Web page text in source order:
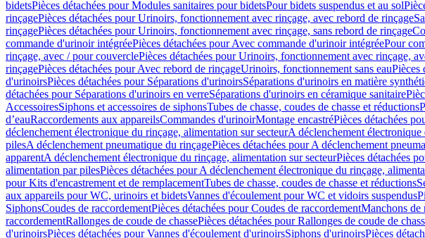
bidetsPièces détachées pour Modules sanitaires pour bidetsPour bidets suspendus et au sol
rinçagePièces détachées pour Urinoirs, fonctionnement avec rinçage, avec rebord de rinçage
rinçagePièces détachées pour Urinoirs, fonctionnement avec rinçage, sans rebord de rinçage
commande d'urinoir intégréePièces détachées pour Avec commande d'urinoir intégréePour
rinçage, avec / pour couverclePièces détachées pour Urinoirs, fonctionnement avec rinçage,
rinçagePièces détachées pour Avec rebord de rinçageUrinoirs, fonctionnement sans eauPièces
d'urinoirsPièces détachées pour Séparations d'urinoirsSéparations d'urinoirs en matière
détachées pour Séparations d'urinoirs en verreSéparations d'urinoirs en céramique sanitaire
AccessoiresSiphons et accessoires de siphonsTubes de chasse, coudes de chasse et réductions
d’eauRaccordements aux appareilsCommandes d'urinoirMontage encastréPièces détachées
déclenchement électronique du rinçage, alimentation sur secteurA déclenchement
pilesA déclenchement pneumatique du rinçagePièces détachées pour A déclenchement
apparentA déclenchement électronique du rinçage, alimentation sur secteurPièces détachées
alimentation par pilesPièces détachées pour A déclenchement électronique du rinçage,
pour Kits d'encastrement et de remplacementTubes de chasse, coudes de chasse et réductions
aux appareils pour WC, urinoirs et bidetsVannes d'écoulement pour WC et vidoirs suspendus
SiphonsCoudes de raccordementPièces détachées pour Coudes de raccordementManchons de
raccordementRallonges de coude de chassePièces détachées pour Rallonges de coude de
d'urinoirsPièces détachées pour Vannes d'écoulement d'urinoirsSiphons d'urinoirsPièces